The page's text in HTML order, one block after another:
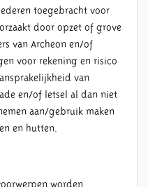
toegebracht voor
door opzet of grove
van Archeon en/of
voor rekening en risico
van
en/of letsel al dan niet
aan/gebruik maken
en hutten.
worden